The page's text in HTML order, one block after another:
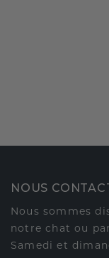
NOUS
Nous sommes
notre chat ou
Samedi et